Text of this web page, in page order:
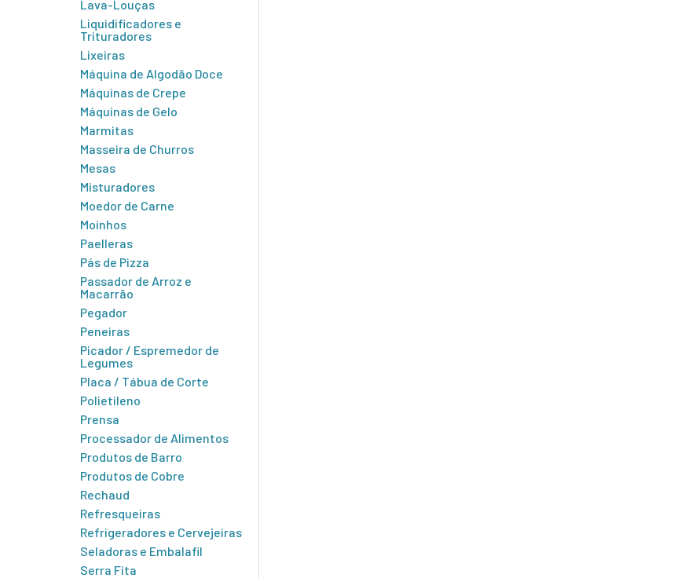
Lava-Louças
Liquidificadores e
Trituradores
Lixeiras
Máquina de Algodão Doce
Máquinas de Crepe
Máquinas de Gelo
Marmitas
Masseira de Churros
Mesas
Misturadores
Moedor de Carne
Moinhos
Paelleras
Pás de Pizza
Passador de Arroz e
Macarrão
Pegador
Peneiras
Picador / Espremedor de
Legumes
Placa / Tábua de Corte
Polietileno
Prensa
Processador de Alimentos
Produtos de Barro
Produtos de Cobre
Rechaud
Refresqueiras
Refrigeradores e Cervejeiras
Seladoras e Embalafil
Serra Fita